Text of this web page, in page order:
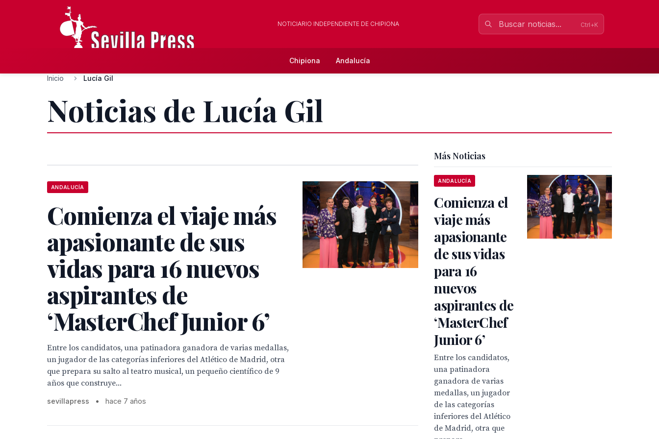
NOTICIARIO INDEPENDIENTE DE CHIPIONA Ctrl+K
Chipiona Andalucía
Inicio Lucía Gil
Noticias de Lucía Gil
ANDALUCÍA
Comienza el viaje más
apasionante de sus
vidas para 16 nuevos
aspirantes de
‘MasterChef Junior 6’
Entre los candidatos, una patinadora ganadora de varias medallas,
un jugador de las categorías inferiores del Atlético de Madrid, otra
que prepara su salto al teatro musical, un pequeño científico de 9
años que construye...
sevillapress • hace 7 años
Más Noticias
ANDALUCÍA
Comienza el
viaje más
apasionante
de sus vidas
para 16
nuevos
aspirantes de
‘MasterChef
Junior 6’
Entre los candidatos,
una patinadora
ganadora de varias
medallas, un jugador
de las categorías
inferiores del Atlético
de Madrid, otra que